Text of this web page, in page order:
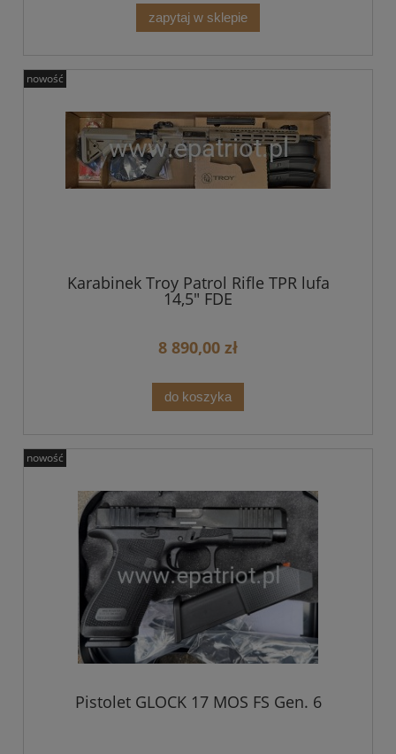
zapytaj w sklepie
Karabinek Troy Patrol Rifle TPR lufa
14,5" FDE
8 890,00 zł
do koszyka
nowość
Pistolet GLOCK 17 MOS FS Gen. 6
nowość